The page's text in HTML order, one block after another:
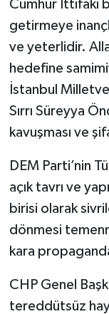
Cumhur İttifakı
getirmeye
ve yeterlidir.
hedefine
İstanbul
Sırrı Süreyya
kavuşması ve
DEM Parti’nin
açık tavrı ve
birisi olarak
dönmesi
kara
CHP Genel
tereddütsüz